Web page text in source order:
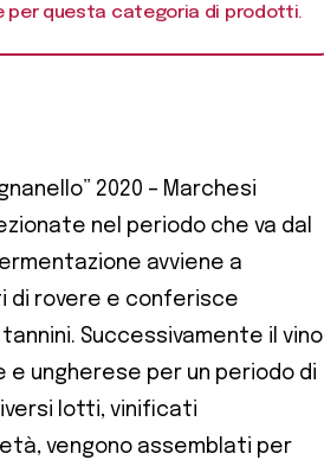
per questa categoria di prodotti.
2020 – Marchesi
nel periodo che va dal
avviene a
rovere e conferisce
Successivamente il vino
ungherese per un periodo di
lotti, vinificati
vengono assemblati per